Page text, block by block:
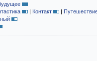
| Контакт |